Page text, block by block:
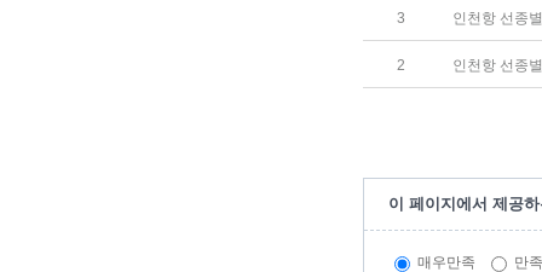
3 인천항 선종
2 인천항 선종
이 페이지에서 제공
매우만족 만족